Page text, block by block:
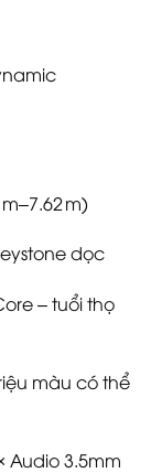
m)
dọc
– tuổi thọ
màu có thể
Audio 3.5mm